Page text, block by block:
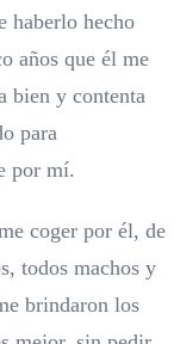
haberlo hecho
años que él me
bien y contenta
para
por mí.
coger por él, de
todos machos y
brindaron los